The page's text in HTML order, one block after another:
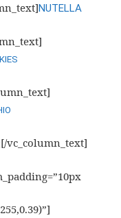
NUTELLA
[/vc_column_text]